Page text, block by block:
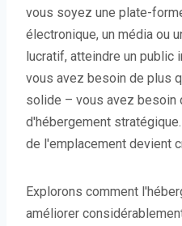
vous soyez une plate-
électronique, un média ou
lucratif, atteindre un public
vous avez besoin de plus
solide – vous avez besoin
d'hébergement
de l'emplacement devient
Explorons comment
améliorer